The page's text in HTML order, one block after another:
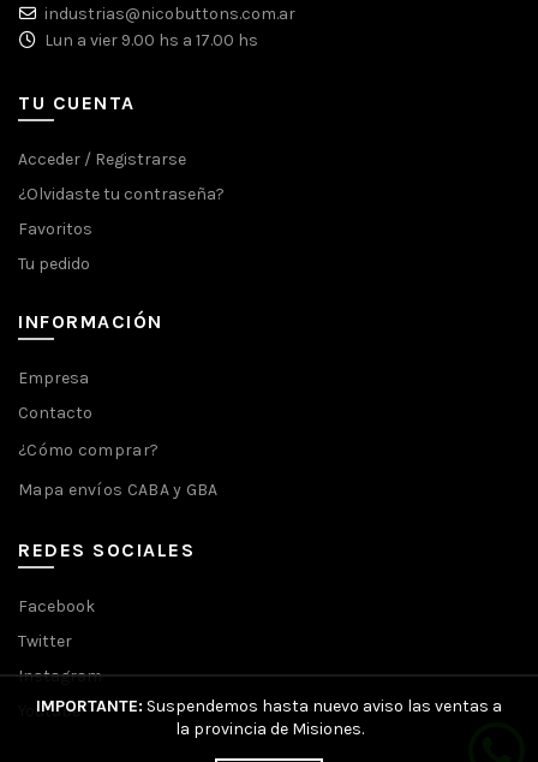
industrias@nicobuttons.com.ar
Lun a vier 9.00 hs a 17.00 hs
TU CUENTA
Acceder / Registrarse
¿Olvidaste tu contraseña?
Favoritos
Tu pedido
INFORMACIÓN
Empresa
Contacto
¿Cómo comprar?
Mapa envíos CABA y GBA
REDES SOCIALES
Facebook
Twitter
Instagram
Youtube
IMPORTANTE: Suspendemos hasta nuevo aviso las ventas a
la provincia de Misiones.